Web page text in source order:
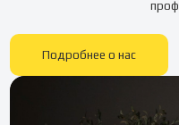
Подробнее о нас